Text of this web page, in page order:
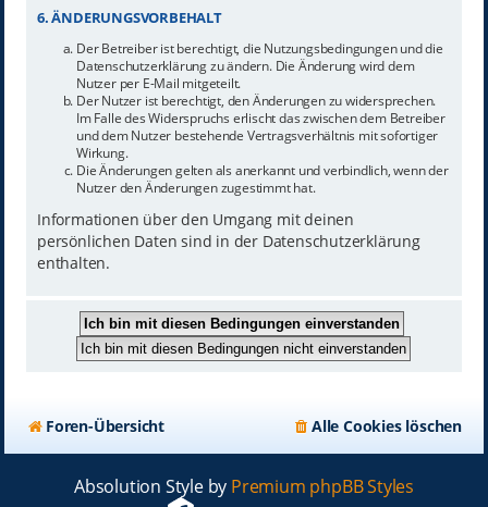
6. ÄNDERUNGSVORBEHALT
Der Betreiber ist berechtigt, die Nutzungsbedingungen und die
Datenschutzerklärung zu ändern. Die Änderung wird dem
Nutzer per E-Mail mitgeteilt.
Der Nutzer ist berechtigt, den Änderungen zu widersprechen.
Im Falle des Widerspruchs erlischt das zwischen dem Betreiber
und dem Nutzer bestehende Vertragsverhältnis mit sofortiger
Wirkung.
Die Änderungen gelten als anerkannt und verbindlich, wenn der
Nutzer den Änderungen zugestimmt hat.
Informationen über den Umgang mit deinen
persönlichen Daten sind in der Datenschutzerklärung
enthalten.
Foren-Übersicht Alle Cookies löschen
Absolution Style by Premium phpBB Styles